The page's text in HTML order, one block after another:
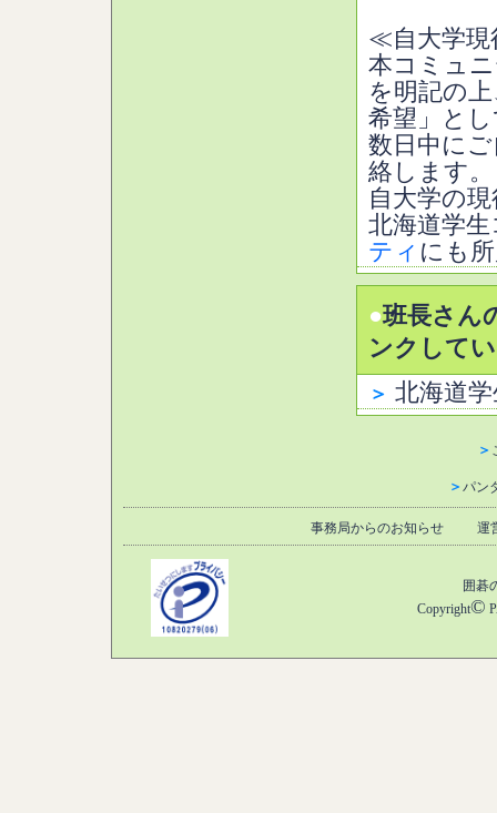
≪自大学現
本コミュ
を明記の
希望」と
数日中に
絡します。
自大学の
北海道学
ティ にも
●班長さん
ンクして
＞ 北海道
＞
＞ パン
事務局からのお知らせ 運
囲碁
Copyright©